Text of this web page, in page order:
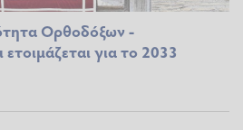
Ορθοδόξων -
για το 2033